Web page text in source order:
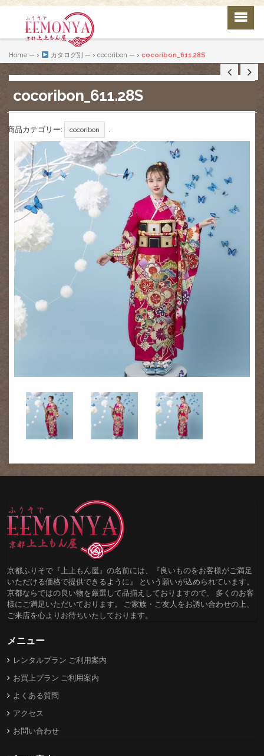
Home — › カタログ別 — › cocoribon — › cocoribon_611.28S
cocoribon_611.28S
商品カテゴリー: cocoribon .
京都ふりそで『上上もん屋』の名前には、『良いものをお客様がご満足
いただける価格で提供できるように』 という願いが込められています。
京都ならではの良い物を厳選して品揃えしておりますので、 多くのお客
様にご満足いただいております。 ご家族・ご友人をお誘い合わせの上、
ご来店を心よりお待ちいたしております。
メニュー
レンタルプラン ご利用案内
お買上プラン ご利用案内
よくある質問
アクセス
お問い合わせ